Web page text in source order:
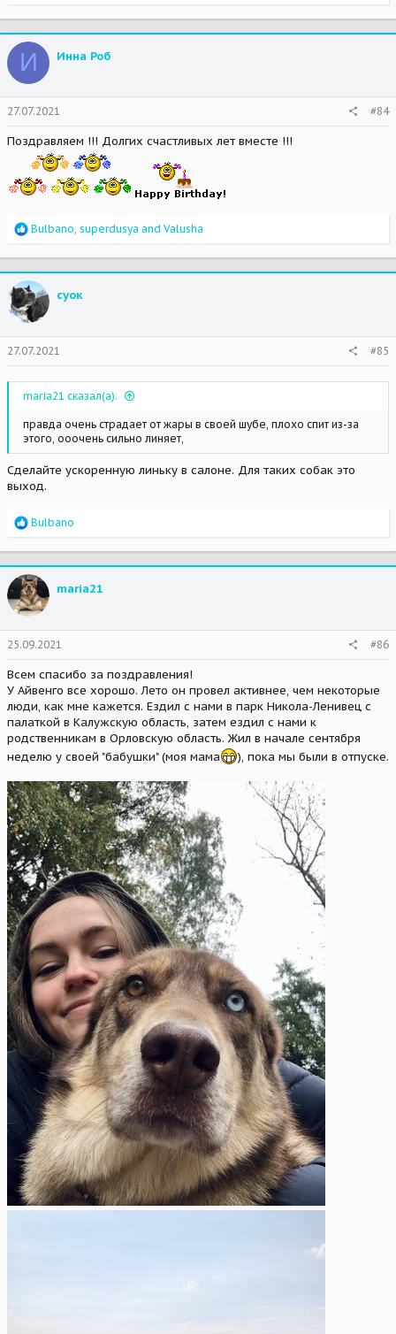
a
c
t
o
s
:
И Инна Роб
27.07.2021 #84
Поздравляем !!! Долгих счастливых лет вместе !!!
R
a
c
t
i
o
n
s
:
Bulbano, superdusya and Valusha
суок
27.07.2021 #85
maria21 сказал(а):
правда очень страдает от жары в своей шубе, плохо спит из-за
этого, ооочень сильно линяет,
Сделайте ускоренную линьку в салоне. Для таких собак это
выход.
R
a
c
t
i
o
s
:
Bulbano
maria21
25.09.2021 #86
Всем спасибо за поздравления!
У Айвенго все хорошо. Лето он провел активнее, чем некоторые
люди, как мне кажется. Ездил с нами в парк Никола-Ленивец с
палаткой в Калужскую область, затем ездил с нами к
родственникам в Орловскую область. Жил в начале сентября
неделю у своей "бабушки" (моя мама
), пока мы были в отпуске.